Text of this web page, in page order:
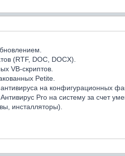
(RTF, DOC, DOCX).
VB-скриптов.
Petite.
на конфигурационных
Pro на систему за счет
инсталляторы).